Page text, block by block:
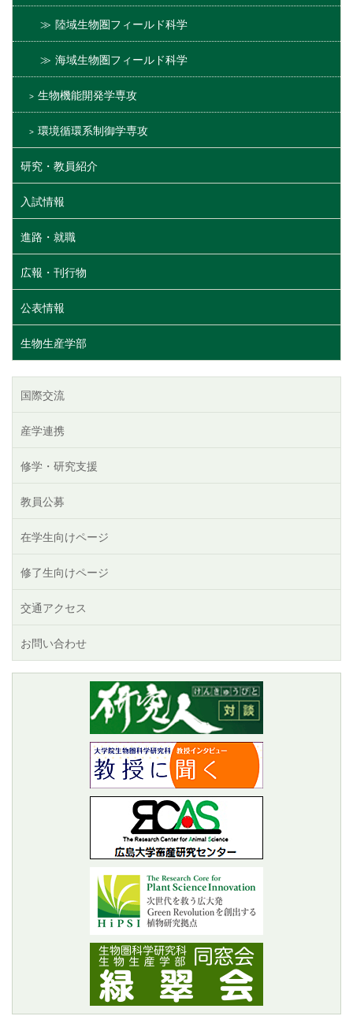
陸域生物圏フィールド科学
海域生物圏フィールド科学
生物機能開発学専攻
環境循環系制御学専攻
研究・教員紹介
入試情報
進路・就職
広報・刊行物
公表情報
生物生産学部
国際交流
産学連携
修学・研究支援
教員公募
在学生向けページ
修了生向けページ
交通アクセス
お問い合わせ